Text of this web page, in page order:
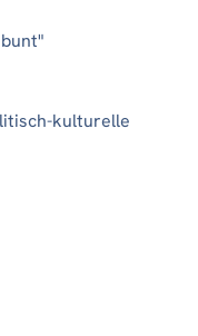
kulturelle